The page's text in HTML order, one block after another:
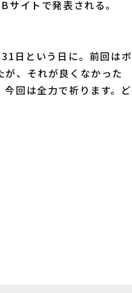
イトで発表される。
日という日に。前回はボ
、それが良くなかった
回は全力で祈ります。ど